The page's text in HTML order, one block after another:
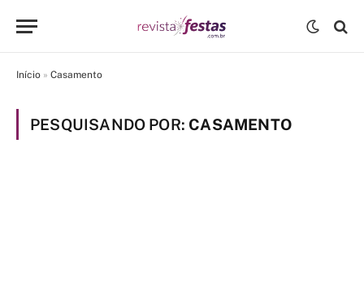
Início » Casamento
PESQUISANDO POR: CASAMENTO